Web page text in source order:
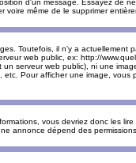
d'un message. Essayez de
voire même de le supprimer
Toutefois, il n'y a actuellement
web public, ex: http://
serveur web public), ni une
Pour afficher une image, vous
vous devriez donc les
annonce dépend des